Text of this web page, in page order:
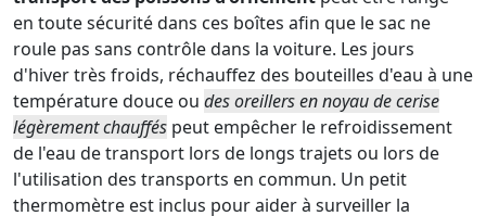
en toute sécurité dans ces boîtes afin que le sac ne
roule pas sans contrôle dans la voiture. Les jours
d'hiver très froids, réchauffez des bouteilles d'eau à une
température douce ou des oreillers en noyau de cerise
légèrement chauffés peut empêcher le refroidissement
de l'eau de transport lors de longs trajets ou lors de
l'utilisation des transports en commun. Un petit
thermomètre est inclus pour aider à surveiller la